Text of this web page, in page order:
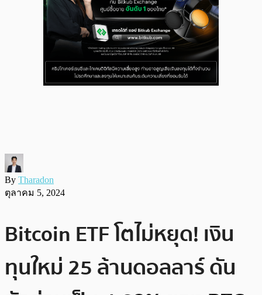
By Tharadon
ตุลาคม 5, 2024
Bitcoin ETF โตไม่หยุด! เงิน
ทุนใหม่ 25 ล้านดอลลาร์ ดัน